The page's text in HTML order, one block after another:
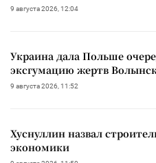
9 августа 2026, 12:04
Украина дала Польше
эксгумацию жертв
9 августа 2026, 11:52
Хуснуллин назвал
экономики